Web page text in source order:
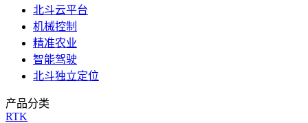
北斗云平台
机械控制
精准农业
智能驾驶
北斗独立定位
产品分类
RTK